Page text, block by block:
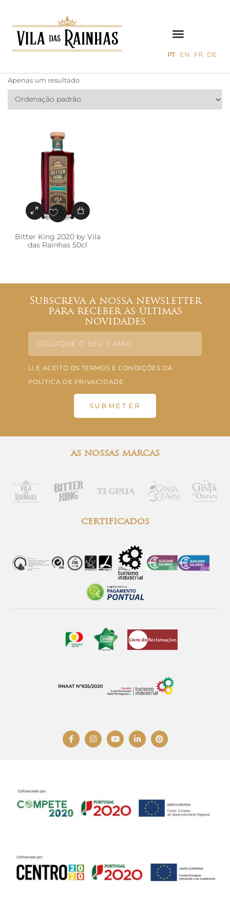
PT EN FR DE
Apenas um resultado
Bitter King 2020 by Vila
das Rainhas 50cl
Subscreva a nossa newsletter
para receber as últimas
novidades
LI E ACEITO OS TERMOS E CONDIÇÕES DA
POLÍTICA DE PRIVACIDADE
SUBMETER
as nossas marcas
certificados